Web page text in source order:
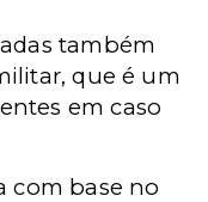
também
que é um
em caso
com base no